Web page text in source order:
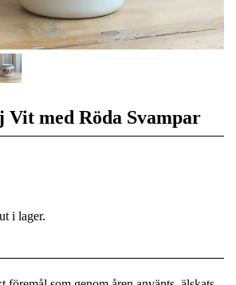
Vit med Röda Svampar
i lager.